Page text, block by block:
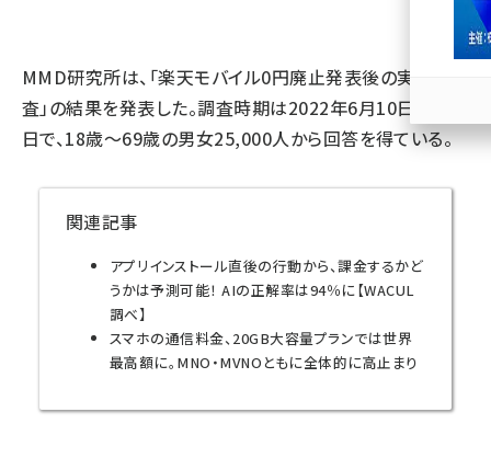
MMD研究所は、「楽天モバイル0円廃止発表後の実態調
査」の結果を発表した。調査時期は2022年6月10日～13
日で、18歳～69歳の男女25,000人から回答を得ている。
関連記事
アプリインストール直後の行動から、課金するかど
うかは予測可能！ AIの正解率は94％に【WACUL
調べ】
スマホの通信料金、20GB大容量プランでは世界
最高額に。MNO・MVNOともに全体的に高止まり